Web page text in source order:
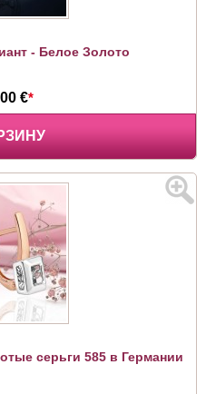
- Белое Золото
€*
серьги 585 в Германии